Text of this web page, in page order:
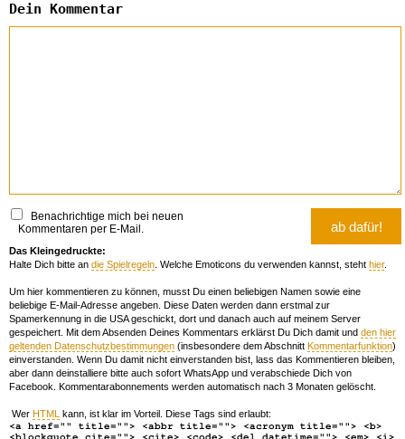
Dein Kommentar
Benachrichtige mich bei neuen
Kommentaren per E-Mail.
Das Kleingedruckte:
Halte Dich bitte an die Spielregeln . Welche Emoticons du verwenden kannst, steht hier.
Um hier kommentieren zu können, musst Du einen beliebigen Namen sowie eine
beliebige E-Mail-Adresse angeben. Diese Daten werden dann erstmal zur
Spamerkennung in die USA geschickt, dort und danach auch auf meinem Server
gespeichert. Mit dem Absenden Deines Kommentars erklärst Du Dich damit und den hier
geltenden Datenschutzbestimmungen (insbesondere dem Abschnitt Kommentarfunktion)
einverstanden. Wenn Du damit nicht einverstanden bist, lass das Kommentieren bleiben,
aber dann deinstalliere bitte auch sofort WhatsApp und verabschiede Dich von
Facebook. Kommentarabonnements werden automatisch nach 3 Monaten gelöscht.
Wer HTML kann, ist klar im Vorteil. Diese Tags sind erlaubt:
<a href="" title=""> <abbr title=""> <acronym title=""> <b>
<blockquote cite=""> <cite> <code> <del datetime=""> <em> <i>